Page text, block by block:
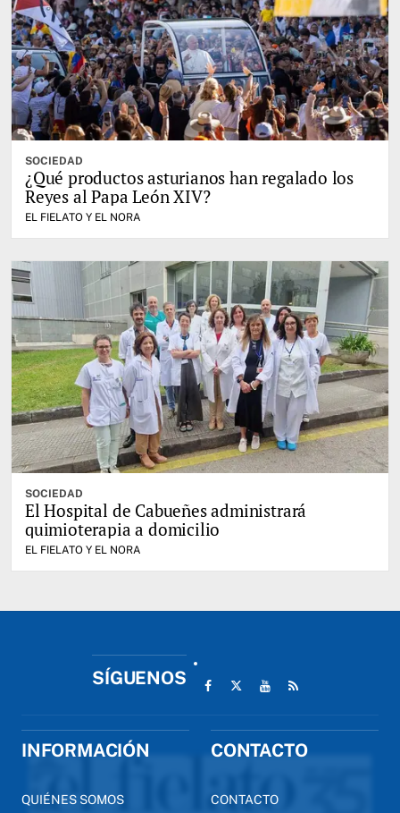
SOCIEDAD
¿Qué productos asturianos han regalado los
Reyes al Papa León XIV?
EL FIELATO Y EL NORA
SOCIEDAD
El Hospital de Cabueñes administrará
quimioterapia a domicilio
EL FIELATO Y EL NORA
SÍGUENOS
INFORMACIÓN
QUIÉNES SOMOS
CONTACTO
CONTACTO